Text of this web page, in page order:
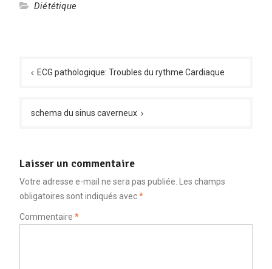
Diététique
de ECG pathologique: Troubles du rythme Cardiaque
schema du sinus caverneux
Laisser un commentaire
Votre adresse e-mail ne sera pas publiée.
Les champs
obligatoires sont indiqués avec*
Commentaire *